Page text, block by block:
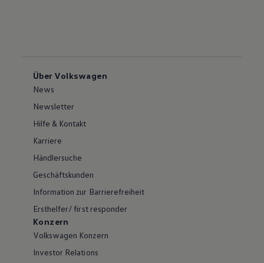
Über Volkswagen
News
Newsletter
Hilfe & Kontakt
Karriere
Händlersuche
Geschäftskunden
Information zur Barrierefreiheit
Ersthelfer/ first responder
Konzern
Volkswagen Konzern
Investor Relations